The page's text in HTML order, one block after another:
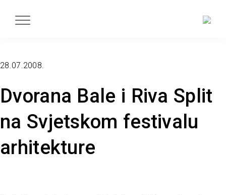
Dvorana Bale i Riva Split
na Svjetskom festivalu
arhitekture
28.07.2008.